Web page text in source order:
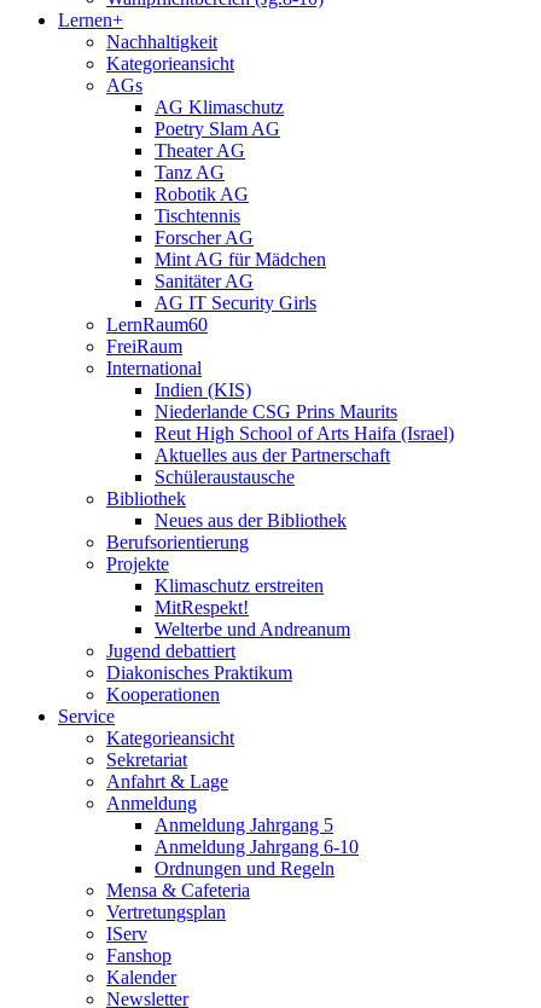
Lernen+
Nachhaltigkeit
Kategorieansicht
AGs
AG Klimaschutz
Poetry Slam AG
Theater AG
Tanz AG
Robotik AG
Tischtennis
Forscher AG
Mint AG für Mädchen
Sanitäter AG
AG IT Security Girls
LernRaum60
FreiRaum
International
Indien (KIS)
Niederlande CSG Prins Maurits
Reut High School of Arts Haifa (Israel)
Aktuelles aus der Partnerschaft
Schüleraustausche
Bibliothek
Neues aus der Bibliothek
Berufsorientierung
Projekte
Klimaschutz erstreiten
MitRespekt!
Welterbe und Andreanum
Jugend debattiert
Diakonisches Praktikum
Kooperationen
Service
Kategorieansicht
Sekretariat
Anfahrt & Lage
Anmeldung
Anmeldung Jahrgang 5
Anmeldung Jahrgang 6-10
Ordnungen und Regeln
Mensa & Cafeteria
Vertretungsplan
IServ
Fanshop
Kalender
Newsletter